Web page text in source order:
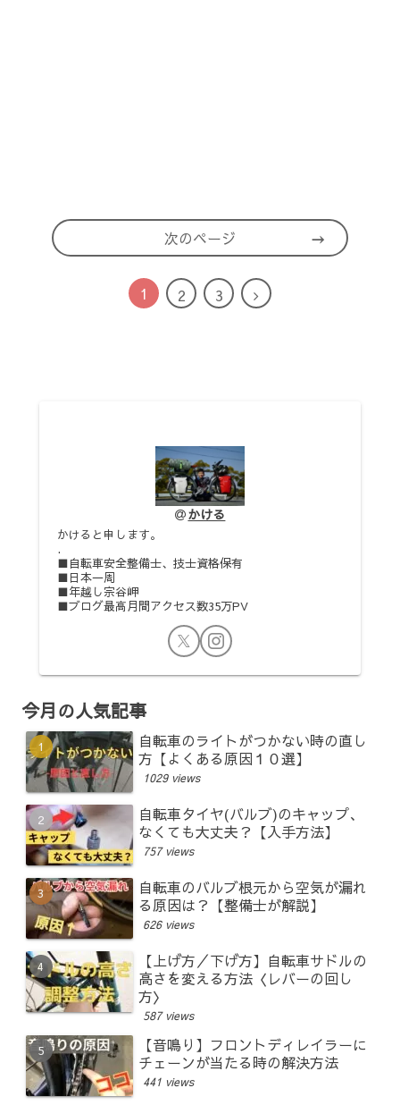
次のページ
1 2 3
次
かける
かけると申します。
.
■自転車安全整備士、技士資格保有
■日本一周
■年越し宗谷岬
■ブログ最高月間アクセス数35万PV
今月の人気記事
自転車のライトがつかない時の直し
方【よくある原因１０選】
1029 views
自転車タイヤ(バルブ)のキャップ、
なくても大丈夫？【入手方法】
757 views
自転車のバルブ根元から空気が漏れ
る原因は？【整備士が解説】
626 views
【上げ方／下げ方】自転車サドルの
高さを変える方法〈レバーの回し
方〉
587 views
【音鳴り】フロントディレイラーに
チェーンが当たる時の解決方法
441 views